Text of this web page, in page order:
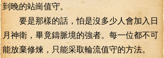
到晚的站崗值守。
要是那樣的話，怕是沒多少人會加入日
月神衛，畢竟鑄脈境的強者。每一位都不可
能放棄修煉，只能采取輪流值守的方法。